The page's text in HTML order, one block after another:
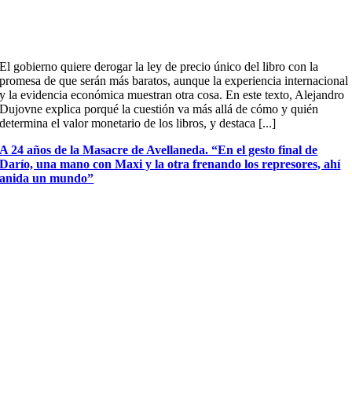
El gobierno quiere derogar la ley de precio único del libro con la
promesa de que serán más baratos, aunque la experiencia internacional
y la evidencia económica muestran otra cosa. En este texto, Alejandro
Dujovne explica porqué la cuestión va más allá de cómo y quién
determina el valor monetario de los libros, y destaca [...]
A 24 años de la Masacre de Avellaneda. “En el gesto final de
Darío, una mano con Maxi y la otra frenando los represores, ahí
anida un mundo”